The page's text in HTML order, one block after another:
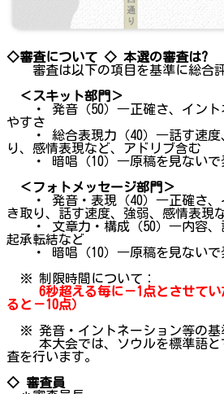
◇審査について ◇ 本選の審査は?
審査は以下の項目を基準に総合評
＜スキット部門＞
・ 発音（50）―正確さ、イント
やすさ
・ 総合表現力（40）―話す速度
り、感情表現など、アドリブ含む
・ 暗唱（10）―原稿を見ないで
＜フォトメッセージ部門＞
・ 発音・表現（40）―正確さ、
き取り、話す速度、強弱、感情表現
・ 文章力・構成（50）―内容、
起承転結など
・ 暗唱（10）―原稿を見ないで
※ 制限時間について：
6秒超える毎に－1点とさせて
ると－10点）
※ 発音・イントネーション等の基
本大会では、ソウルを標準語と
査を行います。
◇ 審査員